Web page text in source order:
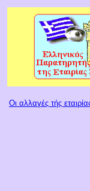
Οι αλλαγές τής